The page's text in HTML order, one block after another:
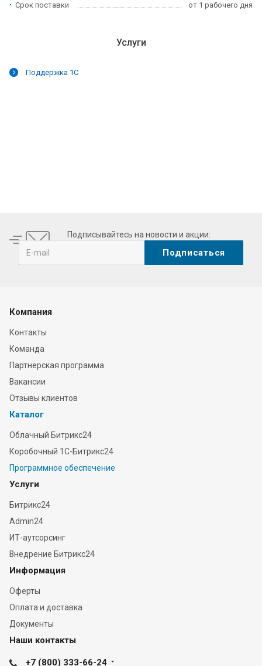
Срок поставки
от 1 рабочего дня
Услуги
Поддержка 1С
Подписывайтесь на новости и акции:
Компания
Контакты
Команда
Партнерская программа
Вакансии
Отзывы клиентов
Каталог
Облачный Битрикс24
Коробочный 1С-Битрикс24
Программное обеспечение
Услуги
Битрикс24
Admin24
ИТ-аутсорсинг
Внедрение Битрикс24
Информация
Оферты
Оплата и доставка
Документы
Наши контакты
+7 (800) 333-66-24